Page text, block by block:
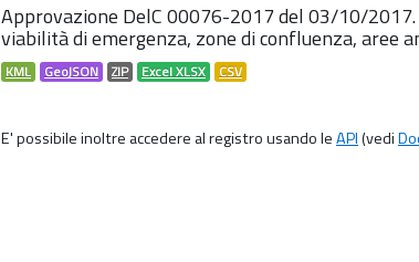
Approvazione DelC 00076-2017 del 03/10/2017.
viabilità di emergenza, zone di confluenza, aree
KML GeoJSON ZIP Excel XLSX CSV
E' possibile inoltre accedere al registro usando leAPI(vedi